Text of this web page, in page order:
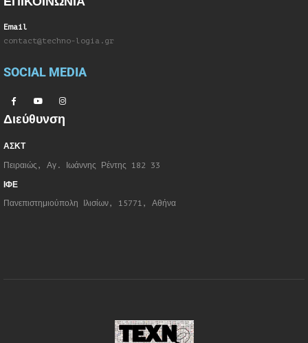
Email
contact@techno-logia.gr
SOCIAL MEDIA
Διεύθυνση
ΑΣΚΤ
Πειραιώς, Αγ. Ιωάννης Ρέντης 182 33
ΙΦΕ
Πανεπιστημιούπολη Ιλισίων, 15771, Αθήνα